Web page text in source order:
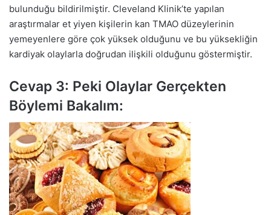
bulunduğu bildirilmiştir. Cleveland Klinik’te yapılan
araştırmalar et yiyen kişilerin kan TMAO düzeylerinin
yemeyenlere göre çok yüksek olduğunu ve bu yüksekliğin
kardiyak olaylarla doğrudan ilişkili olduğunu göstermiştir.
Cevap 3: Peki Olaylar Gerçekten
Böylemi Bakalım: